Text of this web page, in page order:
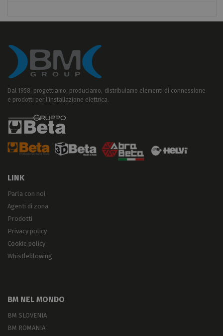
Dal 1958, progettiamo, produciamo, distribuiamo elementi di connessione
e prodotti per l’installazione elettrica.
LINK
Parla con noi
Agenti di zona
Prodotti
Privacy policy
Cookie policy
Whistleblowing
BM NEL MONDO
BM SLOVENIA
BM ROMANIA